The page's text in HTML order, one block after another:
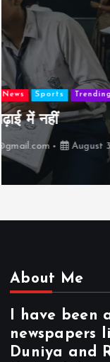
AI Education
झुग्गी में रहने
कैसे “बड़ा
By
17 views
About Me
I have been
newspapers
Duniya and